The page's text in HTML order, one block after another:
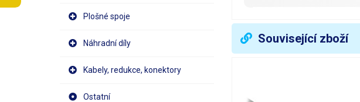
Plošné spoje
Náhradní díly
Kabely, redukce, konektory
Ostatní
Související zboží